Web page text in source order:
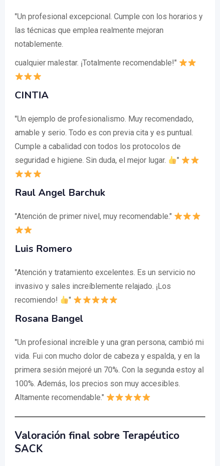
"Un profesional excepcional. Cumple con los horarios y
las técnicas que emplea realmente mejoran
notablemente.
cualquier malestar. ¡Totalmente recomendable!"
CINTIA
"Un ejemplo de profesionalismo. Muy recomendado,
amable y serio. Todo es con previa cita y es puntual.
Cumple a cabalidad con todos los protocolos de
seguridad e higiene. Sin duda, el mejor lugar.
"
Raul Angel Barchuk
"Atención de primer nivel, muy recomendable."
Luis Romero
"Atención y tratamiento excelentes. Es un servicio no
invasivo y sales increíblemente relajado. ¡Los
recomiendo!
"
Rosana Bangel
"Un profesional increíble y una gran persona; cambió mi
vida. Fui con mucho dolor de cabeza y espalda, y en la
primera sesión mejoré un 70%. Con la segunda estoy al
100%. Además, los precios son muy accesibles.
Altamente recomendable."
Valoración final sobre Terapéutico
SACK